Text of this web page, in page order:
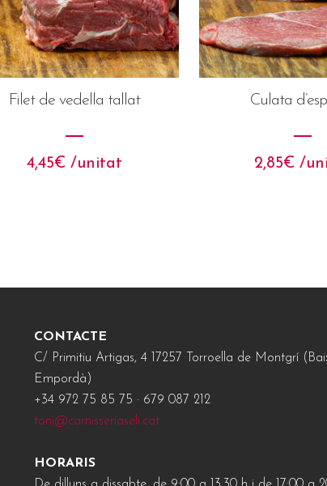
Filet de vedella tallat
4,45€ /unitat
Culata
2,85€ /
CONTACTE
C/ Primitiu Artigas, 4 17257 Torroella de Montgrí
Empordà)
+34 972 75 85 75 · 679 087 212
toni@carnisseriaseli.cat
HORARIS